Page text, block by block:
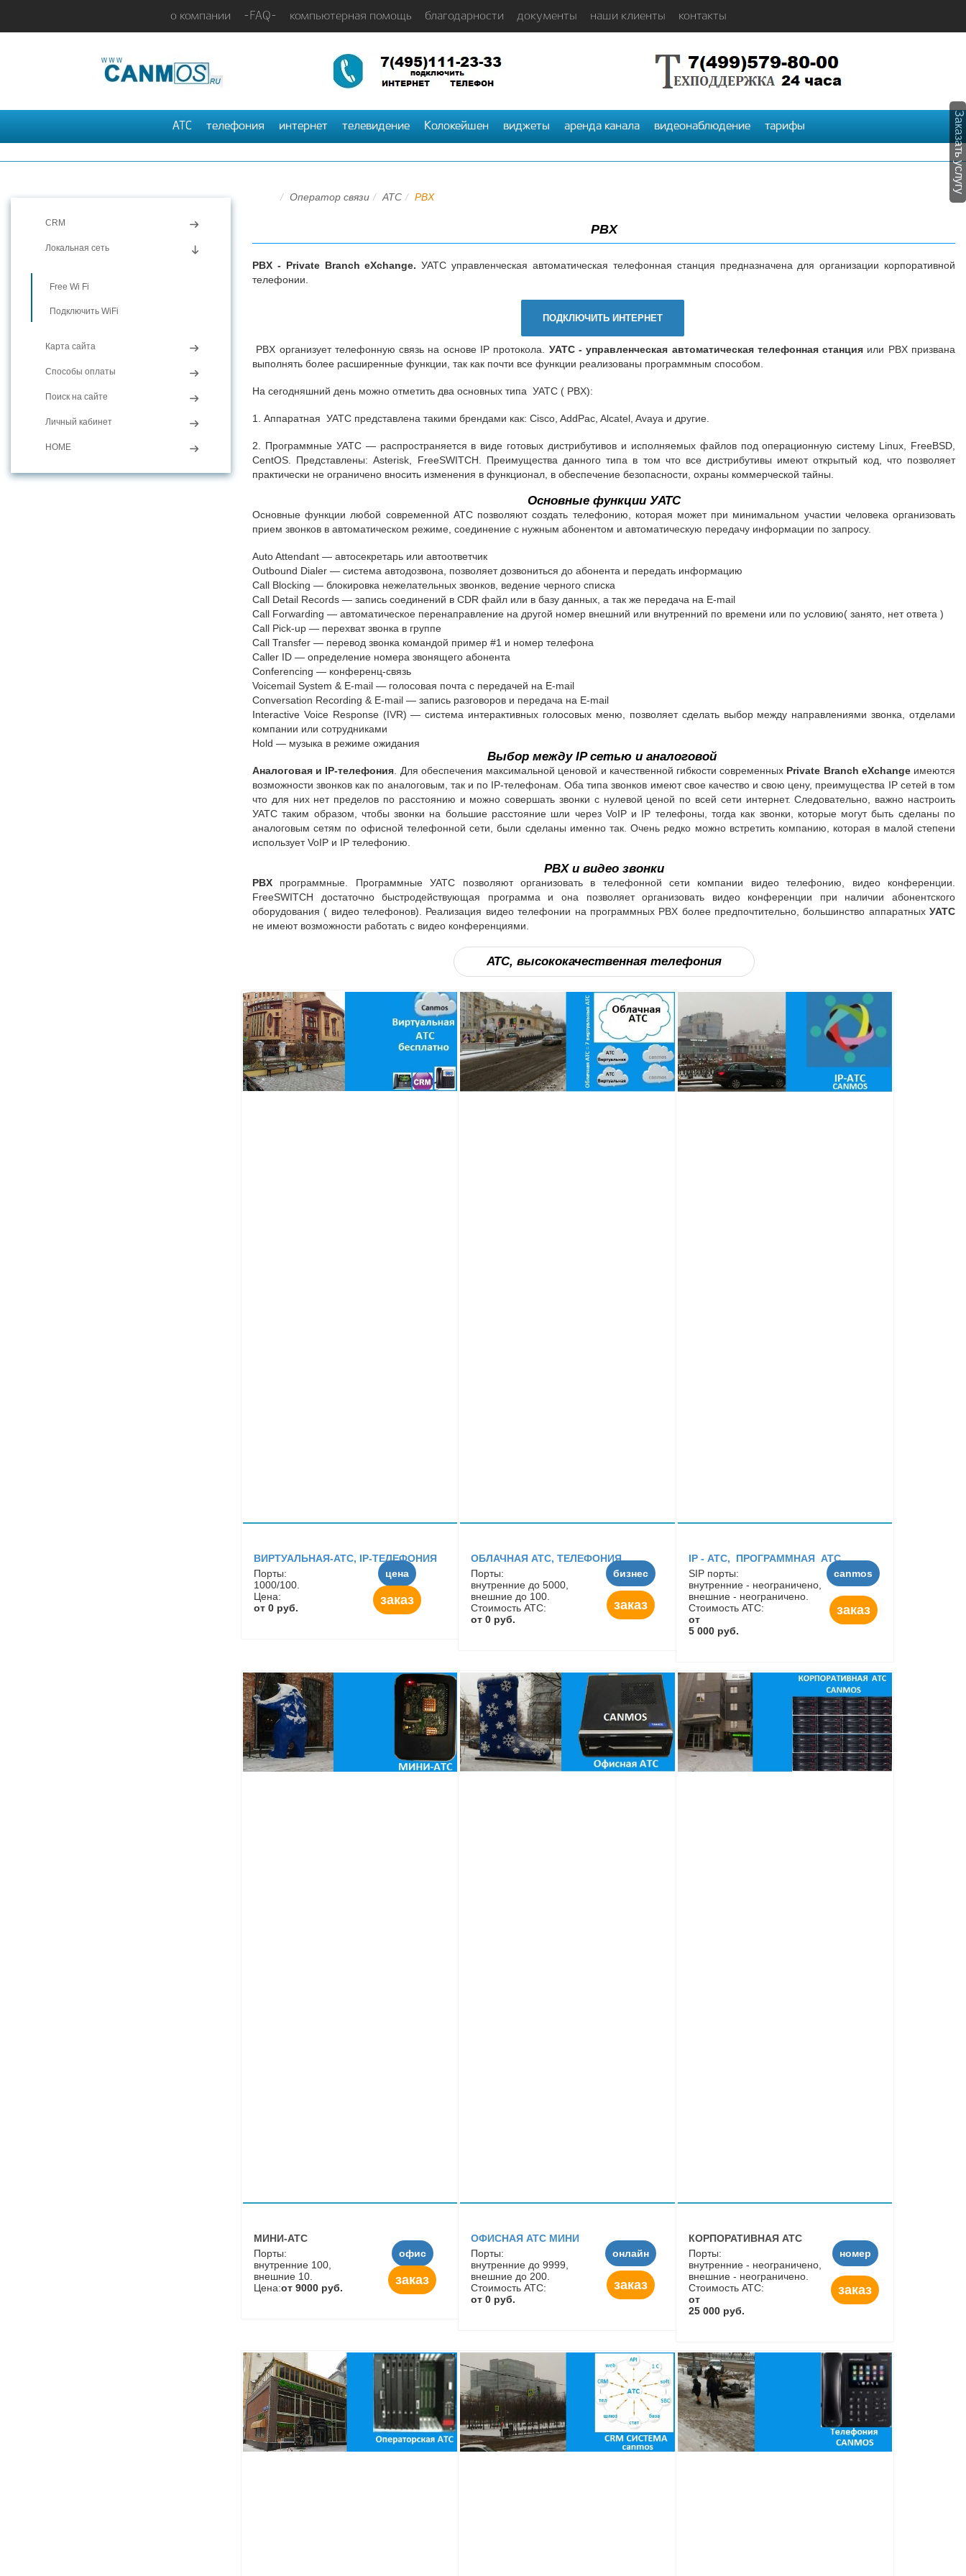
Заказать услугу
о компании -FAQ- компьютерная помощь благодарности документы наши клиенты контакты
АТС телефония интернет телевидение Колокейшен виджеты аренда канала видеонаблюдение тарифы
CRM
Локальная сеть
Free Wi Fi
Подключить WiFi
Карта сайта
Способы оплаты
Поиск на сайте
Личный кабинет
HOME
Оператор связи АТС PBX
PBX
PBX - Private Branch eXchange.УАТС управленческая автоматическая телефонная станция предназначена для организации корпоративной
телефонии.
ПОДКЛЮЧИТЬ ИНТЕРНЕТ
PBX организует телефонную связь на основе IP протокола. УАТС - управленческая автоматическая телефонная станция или PBX призвана
выполнять более расширенные функции, так как почти все функции реализованы программным способом.
На сегодняшний день можно отметить два основных типа УАТС ( PBX):
1. Аппаратная УАТС представлена такими брендами как: Cisco, AddPac, Alcatel, Avaya и другие.
2. Программные УАТС — распространяется в виде готовых дистрибутивов и исполняемых файлов под операционную систему Linux, FreeBSD,
CentOS. Представлены:Asterisk, FreeSWITCH. Преимущества данного типа в том что все дистрибутивы имеют открытый код, что позволяет
практически не ограничено вносить изменения в функционал, в обеспечение безопасности, охраны коммерческой тайны.
Основные функции УАТС
Основные функции любой современной АТС позволяют создать телефонию, которая может при минимальном участии человека организовать
прием звонков в автоматическом режиме, соединение с нужным абонентом и автоматическую передачу информации по запросу.
Auto Attendant — автосекретарь или автоответчик
Outbound Dialer — система автодозвона, позволяет дозвониться до абонента и передать информацию
Call Blocking — блокировка нежелательных звонков, ведение черного списка
Call Detail Records — запись соединений в CDR файл или в базу данных, а так же передача на E-mail
Call Forwarding — автоматическое перенаправление на другой номер внешний или внутренний по времени или по условию( занято, нет ответа )
Call Pick-up — перехват звонка в группе
Call Transfer — перевод звонка командой пример #1 и номер телефона
Caller ID — определение номера звонящего абонента
Conferencing — конференц-связь
Voicemail System & E-mail — голосовая почта c передачей на E-mail
Conversation Recording & E-mail — запись разговоров и передача на E-mail
Interactive Voice Response (IVR) — система интерактивных голосовых меню, позволяет сделать выбор между направлениями звонка, отделами
компании или сотрудниками
Hold — музыка в режиме ожидания
Выбор между IP сетью и аналоговой
Аналоговая и IP-телефония. Для обеспечения максимальной ценовой и качественной гибкости современных Private Branch eXchangeимеются
возможности звонков как по аналоговым, так и по IP-телефонам. Оба типа звонков имеют свое качество и свою цену, преимущества IP cетей в том
что для них нет пределов по расстоянию и можно совершать звонки с нулевой ценой по всей сети интернет. Следовательно, важно настроить
УАТС таким образом, чтобы звонки на большие расстояние шли через VoIP и IP телефоны, тогда как звонки, которые могут быть сделаны по
аналоговым сетям по офисной телефонной сети, были сделаны именно так. Очень редко можно встретить компанию, которая в малой степени
использует VoIP и IP телефонию.
PBX и видео звонки
PBX программные. Программные УАТС позволяют организовать в телефонной сети компании видео телефонию, видео конференции.
FreeSWITCH достаточно быстродействующая программа и она позволяет организовать видео конференции при наличии абонентского
оборудования ( видео телефонов). Реализация видео телефонии на программных PBX более предпочтительно, большинство аппаратных УАТС
не имеют возможности работать с видео конференциями.
АТС, высококачественная телефония
ВИРТУАЛЬНАЯ-АТС, IP-ТЕЛЕФОНИЯ
Порты:
1000/100.
Цена:
от 0 руб.
цена
заказ
ОБЛАЧНАЯ АТС, ТЕЛЕФОНИЯ
Порты:
внутренние до 5000,
внешние до 100.
Стоимость АТС:
от 0 руб.
бизнес
заказ
IP - АТC, ПРОГРАММНАЯ АТС
SIP порты:
внутренние - неограничено,
внешние - неограничено.
Стоимость АТС:
от
5 000 руб.
canmos
заказ
МИНИ-АТС
Порты:
внутренние 100,
внешние 10.
Цена:от 9000 руб.
офис
заказ
ОФИСНАЯ АТС МИНИ
Порты:
внутренние до 9999,
внешние до 200.
Стоимость АТС:
от 0 руб.
онлайн
заказ
КОРПОРАТИВНАЯ АТС
Порты:
внутренние - неограничено,
внешние - неограничено.
Стоимость АТС:
от
25 000 руб.
номер
заказ